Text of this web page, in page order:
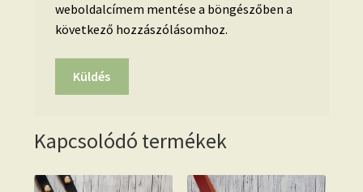
weboldalcímem mentése a böngészőben a
következő hozzászólásomhoz.
Kapcsolódó termékek